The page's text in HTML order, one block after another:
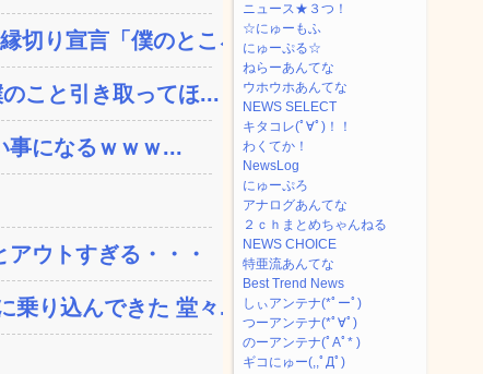
切り宣言「僕のところ...
こと引き取ってほ...
事になるｗｗｗ...
ウトすぎる・・・
乗り込んできた 堂々...
ニュース★３つ！
☆にゅーもふ
にゅーぷる☆
ねらーあんてな
ウホウホあんてな
NEWS SELECT
キタコレ(ﾟ∀ﾟ)！！
わくてか！
NewsLog
にゅーぷろ
アナログあんてな
２ｃｈまとめちゃんねる
NEWS CHOICE
特亜流あんてな
Best Trend News
しぃアンテナ(*ﾟーﾟ)
つーアンテナ(*ﾟ∀ﾟ)
のーアンテナ(ﾟAﾟ* )
ギコにゅー(,,ﾟДﾟ)